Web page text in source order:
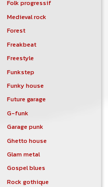
Folk progressif
Medieval rock
Forest
Freakbeat
Freestyle
Funkstep
Funky house
Future garage
G-funk
Garage punk
Ghetto house
Glam metal
Gospel blues
Rock gothique